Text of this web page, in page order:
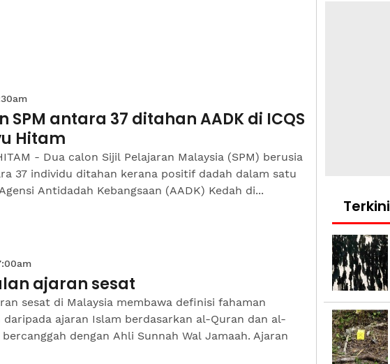
SPM antara 37 ditahan AADK di ICQS
Hitam
- Dua calon Sijil Pelajaran Malaysia (SPM) berusia
37 individu ditahan kerana positif dadah dalam satu
Antidadah Kebangsaan (AADK) Kedah di...
ajaran sesat
sesat di Malaysia membawa definisi fahaman
ajaran Islam berdasarkan al-Quran dan al-
dengan Ahli Sunnah Wal Jamaah. Ajaran
Terkini